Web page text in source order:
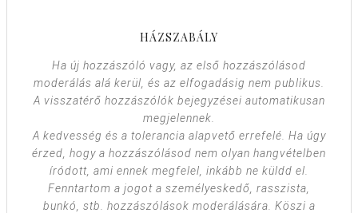
HÁZSZABÁLY
Ha új hozzászóló vagy, az első hozzászólásod
moderálás alá kerül, és az elfogadásig nem publikus.
A visszatérő hozzászólók bejegyzései automatikusan
megjelennek.
A kedvesség és a tolerancia alapvető errefelé. Ha úgy
érzed, hogy a hozzászólásod nem olyan hangvételben
íródott, ami ennek megfelel, inkább ne küldd el.
Fenntartom a jogot a személyeskedő, rasszista,
bunkó, stb. hozzászólások moderálására. Köszi a